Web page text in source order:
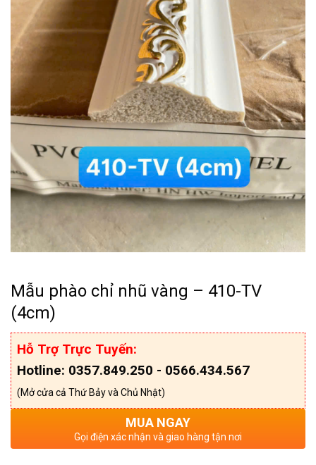
Mẫu phào chỉ nhũ vàng – 410-TV
(4cm)
Hỗ Trợ Trực Tuyến:
Hotline: 0357.849.250 - 0566.434.567
(Mở cửa cả Thứ Bảy và Chủ Nhật)
MUA NGAY
Gọi điện xác nhận và giao hàng tận nơi